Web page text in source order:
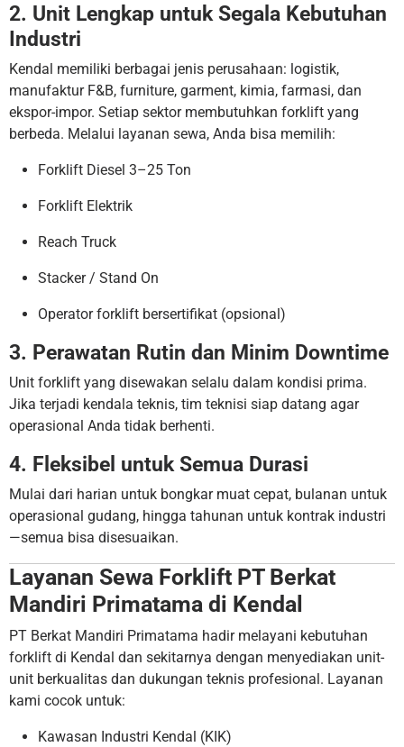
2. Unit Lengkap untuk Segala Kebutuhan
Industri
Kendal memiliki berbagai jenis perusahaan: logistik,
manufaktur F&B, furniture, garment, kimia, farmasi, dan
ekspor-impor. Setiap sektor membutuhkan forklift yang
berbeda. Melalui layanan sewa, Anda bisa memilih:
Forklift Diesel 3–25 Ton
Forklift Elektrik
Reach Truck
Stacker / Stand On
Operator forklift bersertifikat (opsional)
3. Perawatan Rutin dan Minim Downtime
Unit forklift yang disewakan selalu dalam kondisi prima.
Jika terjadi kendala teknis, tim teknisi siap datang agar
operasional Anda tidak berhenti.
4. Fleksibel untuk Semua Durasi
Mulai dari harian untuk bongkar muat cepat, bulanan untuk
operasional gudang, hingga tahunan untuk kontrak industri
—semua bisa disesuaikan.
Layanan Sewa Forklift PT Berkat
Mandiri Primatama di Kendal
PT Berkat Mandiri Primatama hadir melayani kebutuhan
forklift di Kendal dan sekitarnya dengan menyediakan unit-
unit berkualitas dan dukungan teknis profesional. Layanan
kami cocok untuk:
Kawasan Industri Kendal (KIK)